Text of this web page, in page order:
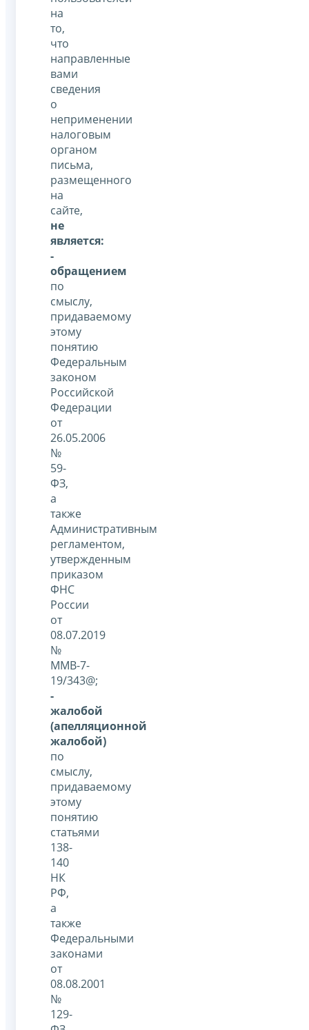
на
то,
что
направленные
вами
сведения
о
неприменении
налоговым
органом
письма,
размещенного
на
сайте,
не
является:
-
обращением
по
смыслу,
придаваемому
этому
понятию
Федеральным
законом
Российской
Федерации
от
26.05.2006
№
59-
ФЗ,
а
также
Административным
регламентом,
утвержденным
приказом
ФНС
России
от
08.07.2019
№
ММВ-7-
19/343@;
-
жалобой
(апелляционной
жалобой)
по
смыслу,
придаваемому
этому
понятию
статьями
138-
140
НК
РФ,
а
также
Федеральными
законами
от
08.08.2001
№
129-